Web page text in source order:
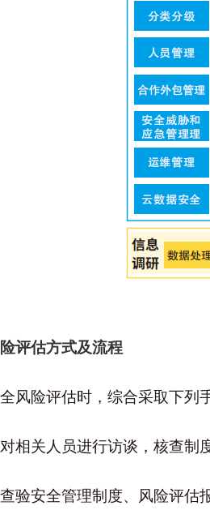
评估方式及流程
风险评估时，综合采取下列
对相关人员进行访谈，核查制
查验安全管理制度、风险评估